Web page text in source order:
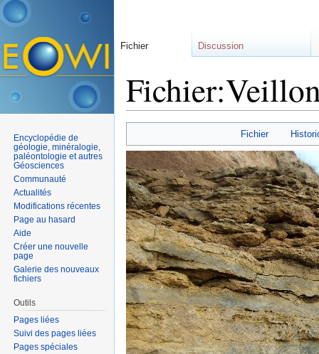
Fichier
Fichier Discussion
Encyclopédie de
géologie, minéralogie,
paléontologie et autres
Géosciences
Communauté
Actualités
Modifications récentes
Page au hasard
Aide
Créer une nouvelle
page
Galerie des nouveaux
fichiers
Outils
Pages liées
Suivi des pages liées
Pages spéciales